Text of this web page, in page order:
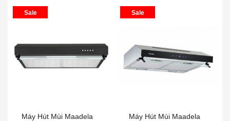
Sale
Máy Hút Mùi Maadela
Sale
Máy Hút Mùi Maadela